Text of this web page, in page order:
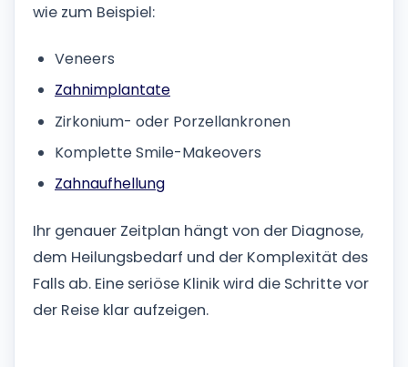
wie zum Beispiel:
Veneers
Zahnimplantate
Zirkonium- oder Porzellankronen
Komplette Smile-Makeovers
Zahnaufhellung
Ihr genauer Zeitplan hängt von der Diagnose,
dem Heilungsbedarf und der Komplexität des
Falls ab. Eine seriöse Klinik wird die Schritte vor
der Reise klar aufzeigen.